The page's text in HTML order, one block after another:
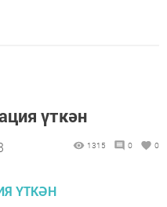
үткән
1315 0 0